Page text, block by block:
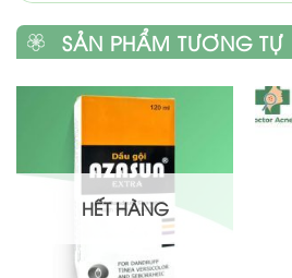
SẢN PHẨM TƯƠNG TỰ
HẾT HÀNG